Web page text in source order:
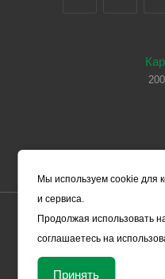
Цены, указанные на
являются офертой (в
Мы используем cookie для
и сервиса.
Продолжая использовать
соглашаетесь на
Принять